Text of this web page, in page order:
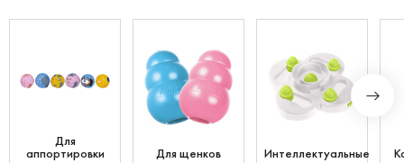
Для
аппортировки Для щенков Интеллектуальные